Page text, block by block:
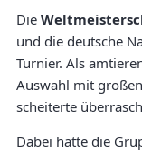
Die
und die deutsche
Turnier. Als
Auswahl mit
scheiterte
Dabei hatte die